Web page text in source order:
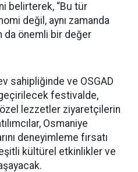
belirterek, “Bu tür
değil, aynı zamanda
da önemli bir değer
sahipliğinde ve OSGAD
festivalde,
lezzetler ziyaretçilerin
Osmaniye
deneyimleme fırsatı
kültürel etkinlikler ve